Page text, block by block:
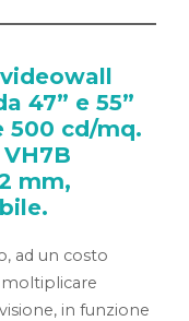
47” e 55”
500 cd/mq.
mm,
ad un costo
in funzione